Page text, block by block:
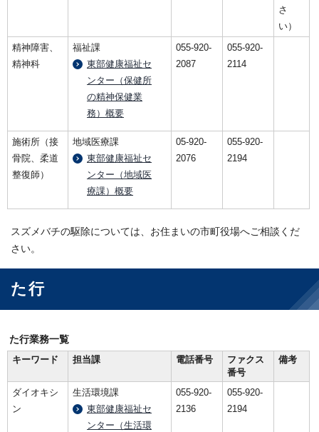
さ
い）
精神障害、
精神科
福祉課
東部健康福祉セ
ンター（保健所
の精神保健業
務）概要
055-920-
2087
055-920-
2114
施術所（接
骨院、柔道
整復師）
地域医療課
東部健康福祉セ
ンター（地域医
療課）概要
05-920-
2076
055-920-
2194
スズメバチの駆除については、お住まいの市町役場へご相談くだ
さい。
た行
た行業務一覧
キーワード
担当課 電話番号
ファクス
番号
備考
ダイオキシ
ン
生活環境課
東部健康福祉セ
ンター（生活環
055-920-
2136
055-920-
2194